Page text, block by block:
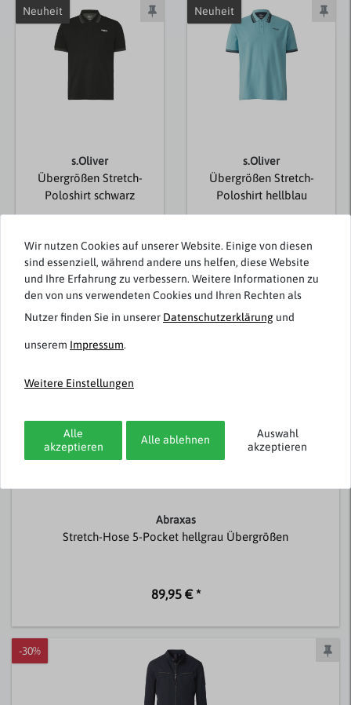
Neuheit
s.Oliver
Übergrößen Stretch-
Poloshirt schwarz
Neuheit
s.Oliver
Übergrößen Stretch-
Poloshirt hellblau
Passend dazu
Abraxas
Stretch-Hose 5-Pocket hellgrau Übergrößen
89,95 € *
-30%
Wir nutzen Cookies auf unserer Website. Einige von diesen
sind essenziell, während andere uns helfen, diese Website
und Ihre Erfahrung zu verbessern. Weitere Informationen zu
den von uns verwendeten Cookies und Ihren Rechten als
Nutzer finden Sie in unserer Daten­schutz­erklärung und
unserem Impressum.
Weitere Einstellungen
Alle
akzeptieren
Alle ablehnen
Auswahl
akzeptieren